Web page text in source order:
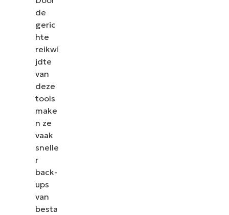
de
geric
hte
reikwi
jdte
van
deze
tools
make
n ze
vaak
snelle
r
back-
ups
van
besta